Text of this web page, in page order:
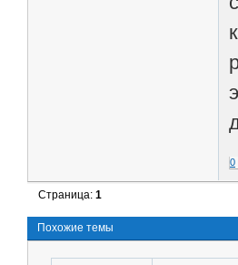
0
Страница:1
Похожие темы